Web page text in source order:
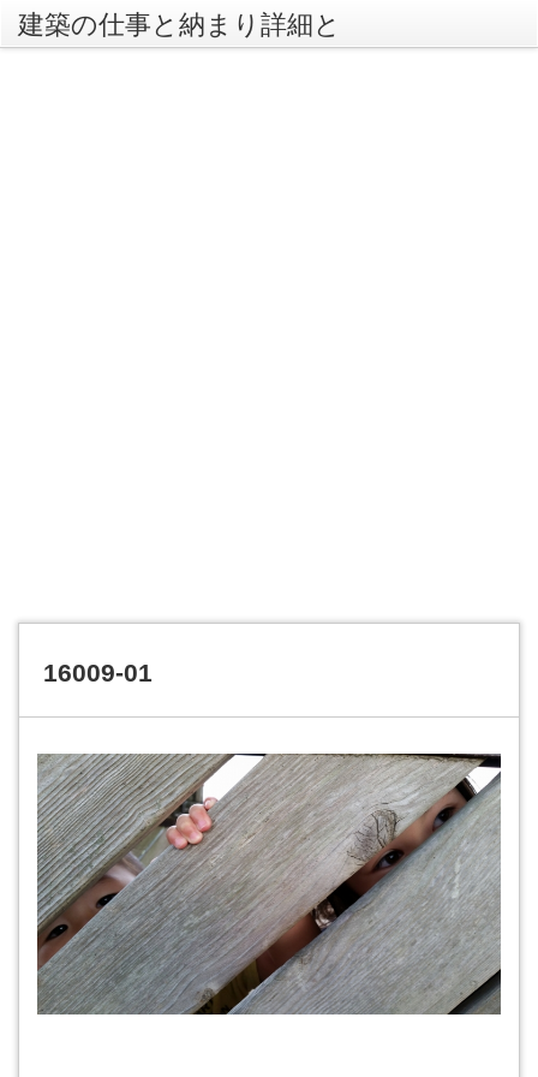
建築の仕事と納まり詳細と
16009-01